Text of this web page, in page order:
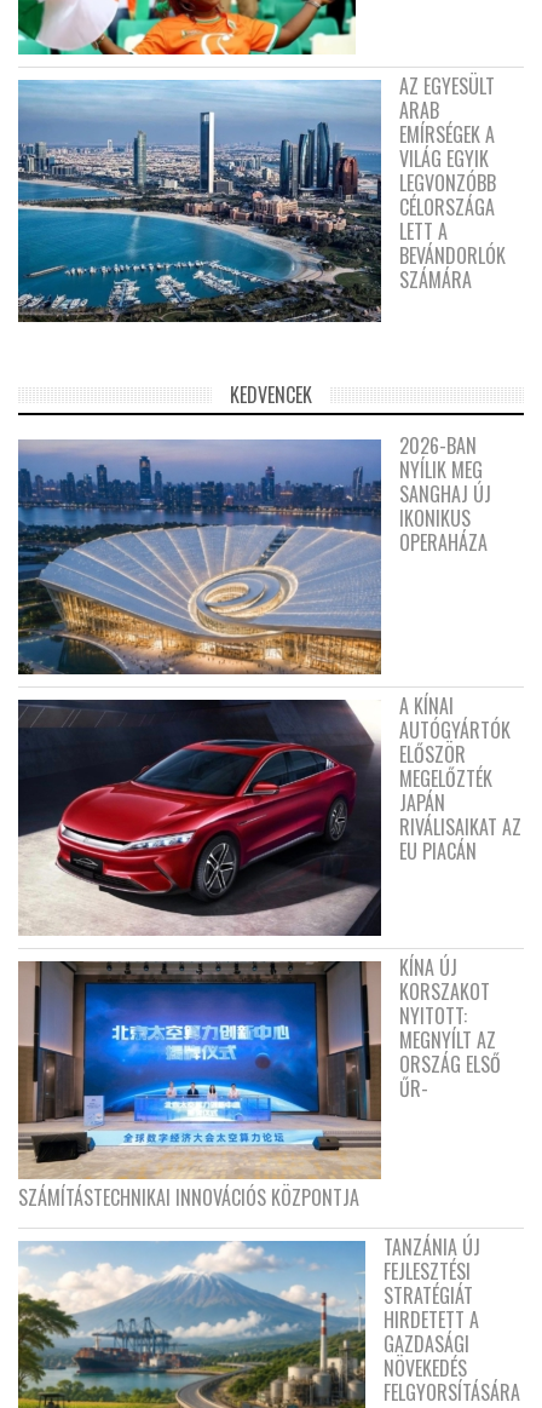
AZ EGYESÜLT
ARAB
EMÍRSÉGEK A
VILÁG EGYIK
LEGVONZÓBB
CÉLORSZÁGA
LETT A
BEVÁNDORLÓK
SZÁMÁRA
KEDVENCEK
2026-BAN
NYÍLIK MEG
SANGHAJ ÚJ
IKONIKUS
OPERAHÁZA
A KÍNAI
AUTÓGYÁRTÓK
ELŐSZÖR
MEGELŐZTÉK
JAPÁN
RIVÁLISAIKAT AZ
EU PIACÁN
KÍNA ÚJ
KORSZAKOT
NYITOTT:
MEGNYÍLT AZ
ORSZÁG ELSŐ
ŰR-
SZÁMÍTÁSTECHNIKAI INNOVÁCIÓS KÖZPONTJA
TANZÁNIA ÚJ
FEJLESZTÉSI
STRATÉGIÁT
HIRDETETT A
GAZDASÁGI
NÖVEKEDÉS
FELGYORSÍTÁSÁRA